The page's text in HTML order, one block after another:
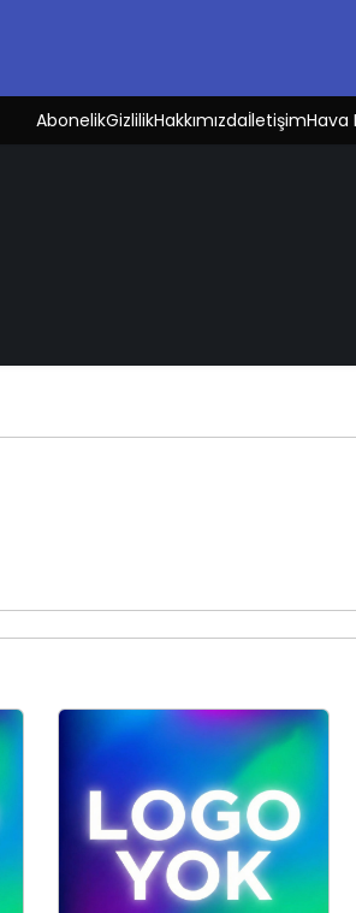
AbonelikGizlilikHakkımızdaİletişimHava